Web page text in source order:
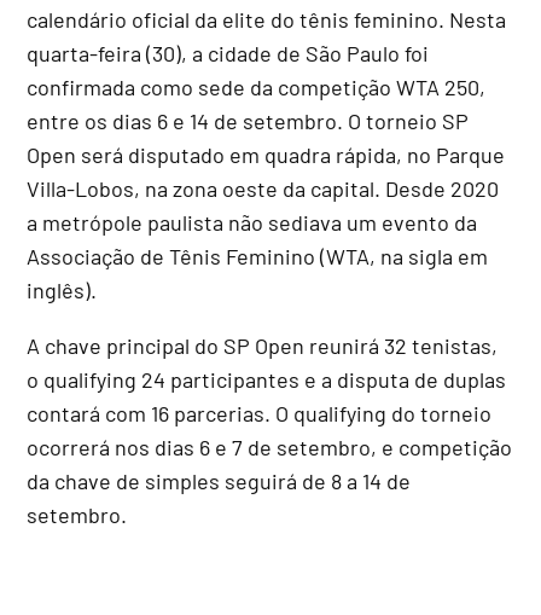
calendário oficial da elite do tênis feminino. Nesta
quarta-feira (30), a cidade de São Paulo foi
confirmada como sede da competição WTA 250,
entre os dias 6 e 14 de setembro. O torneio SP
Open será disputado em quadra rápida, no Parque
Villa-Lobos, na zona oeste da capital. Desde 2020
a metrópole paulista não sediava um evento da
Associação de Tênis Feminino (WTA, na sigla em
inglês).
A chave principal do SP Open reunirá 32 tenistas,
o qualifying 24 participantes e a disputa de duplas
contará com 16 parcerias. O qualifying do torneio
ocorrerá nos dias 6 e 7 de setembro, e competição
da chave de simples seguirá de 8 a 14 de
setembro.